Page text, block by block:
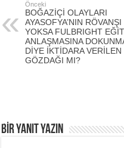
Önceki
BOĞAZİÇİ OLAYLARI
AYASOFYA’NIN RÖVANŞI
YOKSA FULBRIGHT
ANLAŞMASINA
DİYE İKTİDARA VERİLEN
GÖZDAĞI MI?
BIR YANIT YAZIN